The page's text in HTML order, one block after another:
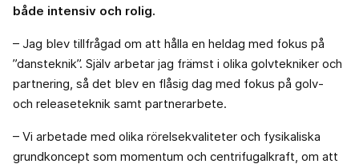
både intensiv och rolig.
– Jag blev tillfrågad om att hålla en heldag med fokus på
”dansteknik”. Själv arbetar jag främst i olika golvtekniker och
partnering, så det blev en flåsig dag med fokus på golv-
och releaseteknik samt partnerarbete.
– Vi arbetade med olika rörelsekvaliteter och fysikaliska
grundkoncept som momentum och centrifugalkraft, om att